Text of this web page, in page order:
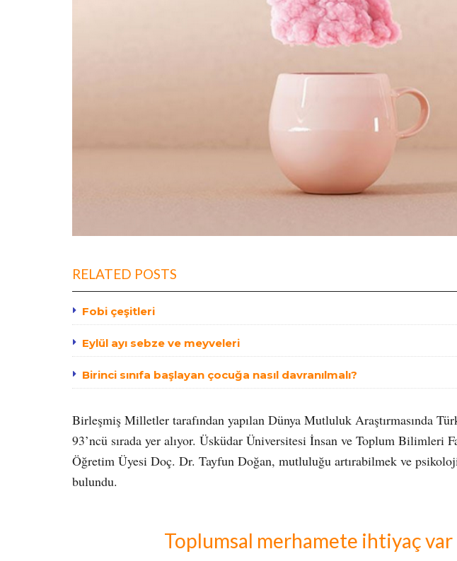
RELATED POSTS
Fobi çeşitleri
Eylül ayı sebze ve meyveleri
Birinci sınıfa başlayan çocuğa nasıl davranılmalı?
Birleşmiş Milletler tarafından yapılan Dünya Mutluluk Araştırmasında
93’ncü sırada yer alıyor. Üsküdar Üniversitesi İnsan ve Toplum Bilimleri
Öğretim Üyesi Doç. Dr. Tayfun Doğan, mutluluğu artırabilmek ve
bulundu.
Toplumsal merhamete ihtiyaç var